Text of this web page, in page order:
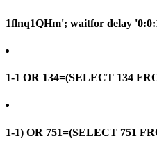
1flnq1QHm'; waitfor delay
1-1 OR 134=(SELECT 134
1-1) OR 751=(SELECT 751